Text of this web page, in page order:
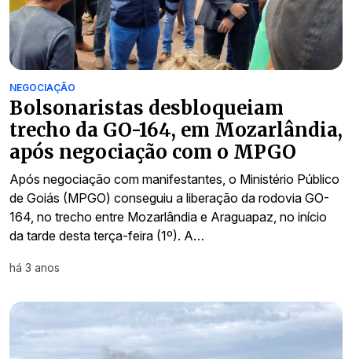
NEGOCIAÇÃO
Bolsonaristas desbloqueiam
trecho da GO-164, em Mozarlândia,
após negociação com o MPGO
Após negociação com manifestantes, o Ministério Público
de Goiás (MPGO) conseguiu a liberação da rodovia GO-
164, no trecho entre Mozarlândia e Araguapaz, no início
da tarde desta terça-feira (1º). A…
há 3 anos